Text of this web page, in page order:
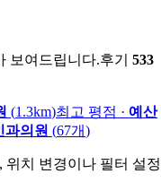
보여드립니다.후기
533
(1.3km)최고 평점 · 예산
과의원 (67개)
치 변경이나 필터 설정